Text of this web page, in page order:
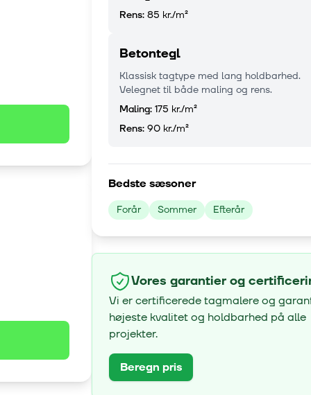
Rens: 85 kr./m²
Betontegl
Klassisk tagtype med lang holdbarhed.
Velegnet til både maling og rens.
Maling: 175 kr./m²
Rens: 90 kr./m²
Bedste sæsoner
Forår Sommer Efterår
Vores garantier og
Vi er certificerede tagmalere og
højeste kvalitet og holdbarhed på alle
projekter.
Beregn pris